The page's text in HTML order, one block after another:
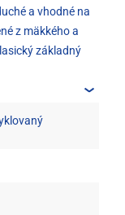
a vhodné na
z mäkkého a
základný